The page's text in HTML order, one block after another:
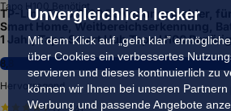
Unvergleichlich lecker
Mit dem Klick auf „geht klar”
über Cookies ein verbessertes
servieren und dieses kontinuierlich zu
können wir Ihnen bei unseren
Werbung und passende Angebote
TP-Link Tapo T100 Bewegungsmelder,
Smart Home, Weitbereichserkennung,
1 Jahr, Tapo Smart Hub Tapo H100
8,8
Hervorragend